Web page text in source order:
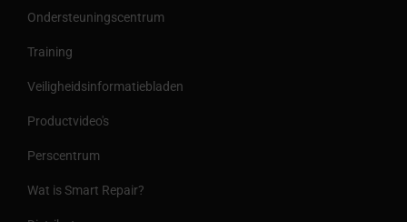
Ondersteuningscentrum
Training
Veiligheidsinformatiebladen
Productvideo's
Perscentrum
Wat is Smart Repair?